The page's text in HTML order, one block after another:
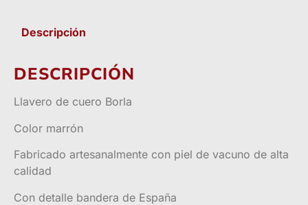
Descripción
DESCRIPCIÓN
Llavero de cuero Borla
Color marrón
Fabricado artesanalmente con piel de vacuno de alta
calidad
Con detalle bandera de España